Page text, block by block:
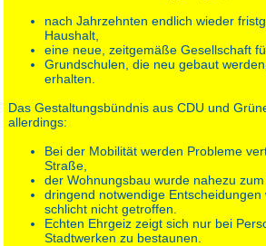
nach Jahrzehnten endlich wieder
Haushalt,
eine neue, zeitgemäße Gesellschaft
Grundschulen, die neu gebaut
erhalten.
Das Gestaltungsbündnis aus CDU und
allerdings:
Bei der Mobilität werden Probleme
Straße,
der Wohnungsbau wurde nahezu
dringend notwendige
schlicht nicht getroffen.
Echten Ehrgeiz zeigt sich nur bei
Stadtwerken zu bestaunen.